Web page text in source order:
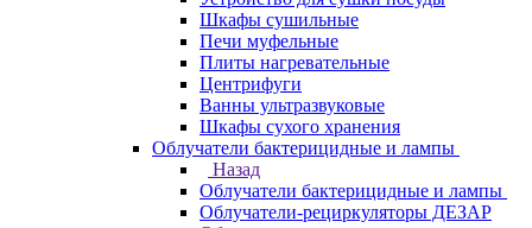
Шкафы сушильные
Печи муфельные
Плиты нагревательные
Центрифуги
Ванны ультразвуковые
Шкафы сухого хранения
Облучатели бактерицидные и лампы
Назад
Облучатели бактерицидные и лампы
Облучатели-рециркуляторы ДЕЗАР